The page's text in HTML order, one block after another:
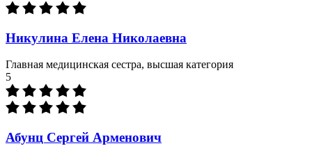
Никулина Елена Николаевна
Главная медицинская сестра, высшая категория
5
Абунц Сергей Арменович